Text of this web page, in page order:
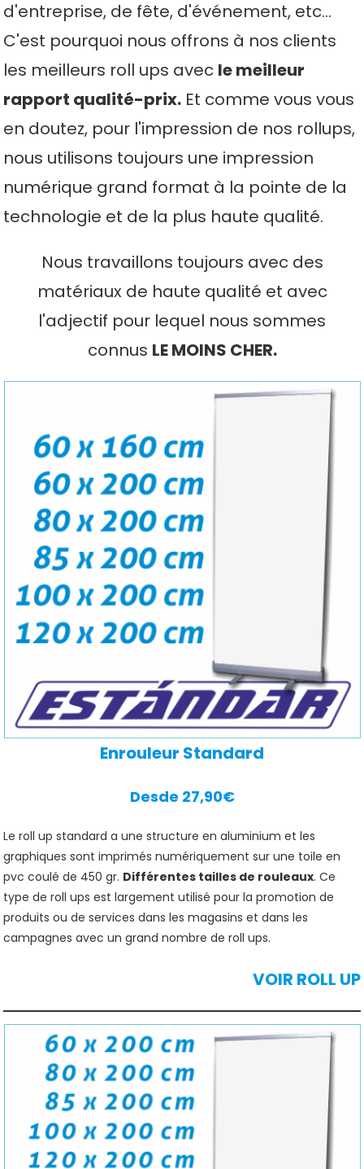
d'entreprise, de fête, d'événement, etc...
C'est pourquoi nous offrons à nos clients
les meilleurs roll ups avec le meilleur
rapport qualité-prix. Et comme vous vous
en doutez, pour l'impression de nos rollups,
nous utilisons toujours une impression
numérique grand format à la pointe de la
technologie et de la plus haute qualité.
Nous travaillons toujours avec des
matériaux de haute qualité et avec
l'adjectif pour lequel nous sommes
connus LE MOINS CHER.
Enrouleur Standard
Desde 27,90€
Le roll up standard a une structure en aluminium et les
graphiques sont imprimés numériquement sur une toile en
pvc coulé de 450 gr. Différentes tailles de rouleaux. Ce
type de roll ups est largement utilisé pour la promotion de
produits ou de services dans les magasins et dans les
campagnes avec un grand nombre de roll ups.
VOIR ROLL UP